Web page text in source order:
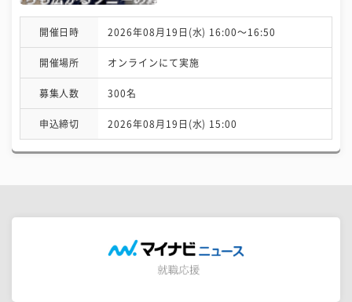
開催日時 2026年08月19日(水) 16:00〜16:50
開催場所 オンラインにて実施
募集人数 300名
申込締切 2026年08月19日(水) 15:00